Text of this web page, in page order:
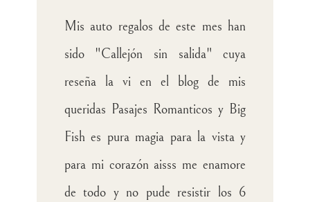
Mis auto regalos de este mes han
sido "Callejón sin salida" cuya
reseña la vi en el blog de mis
queridas Pasajes Romanticos y Big
Fish es pura magia para la vista y
para mi corazón aisss me enamore
de todo y no pude resistir los 6